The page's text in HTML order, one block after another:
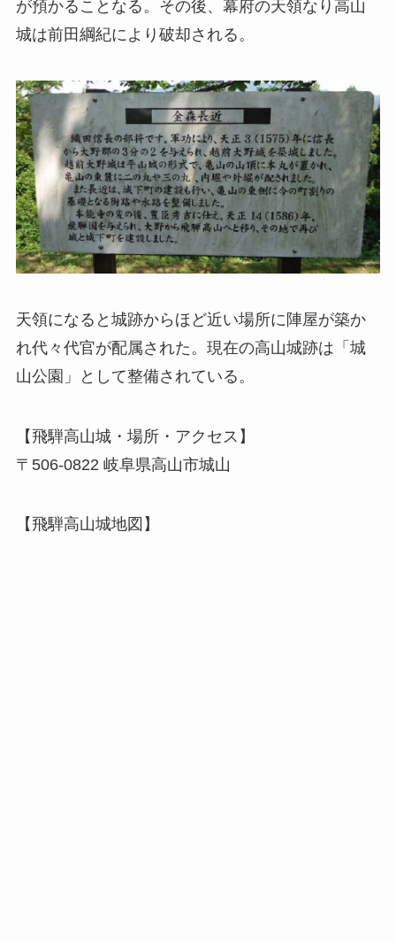
が預かることなる。その後、幕府の天領なり高山
城は前田綱紀により破却される。
天領になると城跡からほど近い場所に陣屋が築か
れ代々代官が配属された。現在の高山城跡は「城
山公園」として整備されている。
【飛騨高山城・場所・アクセス】
〒506-0822 岐阜県高山市城山
【飛騨高山城地図】